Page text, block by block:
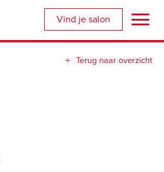
Vind je salon
Terug naar overzicht